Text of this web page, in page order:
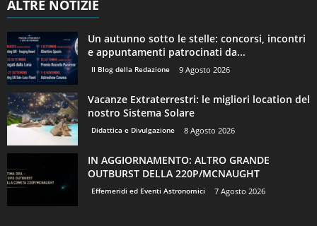
ALTRE NOTIZIE
Un autunno sotto le stelle: concorsi, incontri
e appuntamenti patrocinati da...
Il Blog della Redazione 9 Agosto 2026
Vacanze Extraterrestri: le migliori location del
nostro Sistema Solare
Didattica e Divulgazione 8 Agosto 2026
IN AGGIORNAMENTO: ALTRO GRANDE
OUTBURST DELLA 220P/MCNAUGHT
Effemeridi ed Eventi Astronomici 7 Agosto 2026